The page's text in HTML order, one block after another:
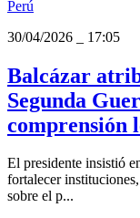
Perú
30/04/2026
17:05
Balcázar
Segunda
comprensión
El presidente insistió
fortalecer
sobre el p...